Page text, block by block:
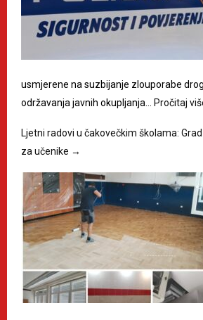
usmjerene na suzbijanje zlouporabe
održavanja javnih okupljanja… Pročitaj
Ljetni radovi u čakovečkim školama:
za učenike →